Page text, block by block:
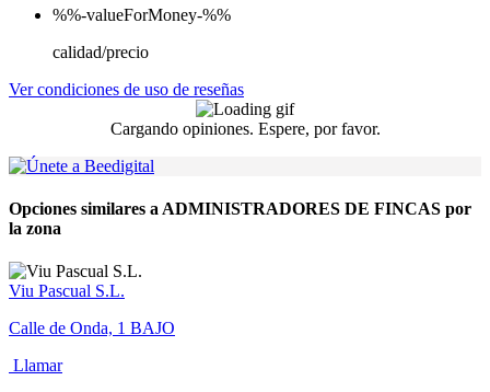
%%-valueForMoney-%%
calidad/precio
Ver condiciones de uso de reseñas
Cargando opiniones. Espere, por favor.
Opciones similares a ADMINISTRADORES DE FINCAS por
la zona
Viu Pascual S.L.
Calle de Onda, 1 BAJO
Llamar